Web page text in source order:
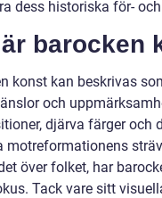
dess historiska för-
barocken
konst kan beskrivas
och
djärva färger och
motreformationens
över folket, har
Tack vare sitt